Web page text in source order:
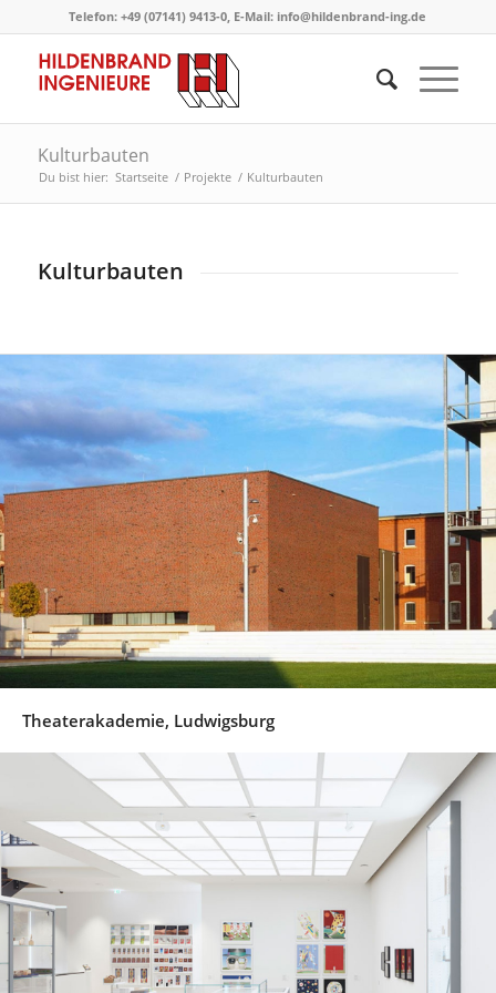
Telefon: +49 (07141) 9413-0, E-Mail: info@hildenbrand-ing.de
Kulturbauten
Du bist hier: Startseite / Projekte / Kulturbauten
Kulturbauten
Theaterakademie, Ludwigsburg